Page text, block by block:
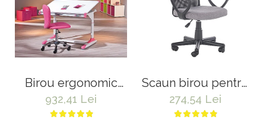
Birou ergonomic
pentru copii HM
Collorido, inaltime
932,41 Lei
Scaun birou pentru
copii cu plasa
textila, HM Timmy,
274,54 Lei